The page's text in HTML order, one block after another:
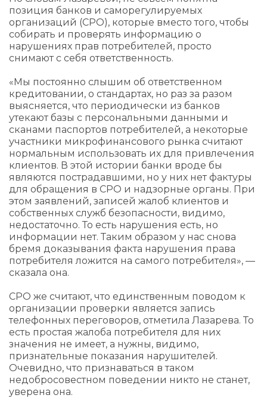
позиция банков и саморегулируемых
организаций (СРО), которые вместо того, чтобы
собирать и проверять информацию о
нарушениях прав потребителей, просто
снимают с себя ответственность.
«Мы постоянно слышим об ответственном
кредитовании, о стандартах, но раз за разом
выясняется, что периодически из банков
утекают базы с персональными данными и
сканами паспортов потребителей, а некоторые
участники микрофинансового рынка считают
нормальным использовать их для привлечения
клиентов. В этой истории банки вроде бы
являются пострадавшими, но у них нет фактуры
для обращения в СРО и надзорные органы. При
этом заявлений, записей жалоб клиентов и
собственных служб безопасности, видимо,
недостаточно. То есть нарушения есть, но
информации нет. Таким образом у нас снова
бремя доказывания факта нарушения права
потребителя ложится на самого потребителя», —
сказала она.
СРО же считают, что единственным поводом к
организации проверки является запись
телефонных переговоров, отметила Лазарева. То
есть простая жалоба потребителя для них
значения не имеет, а нужны, видимо,
признательные показания нарушителей.
Очевидно, что признаваться в таком
недобросовестном поведении никто не станет,
уверена она.